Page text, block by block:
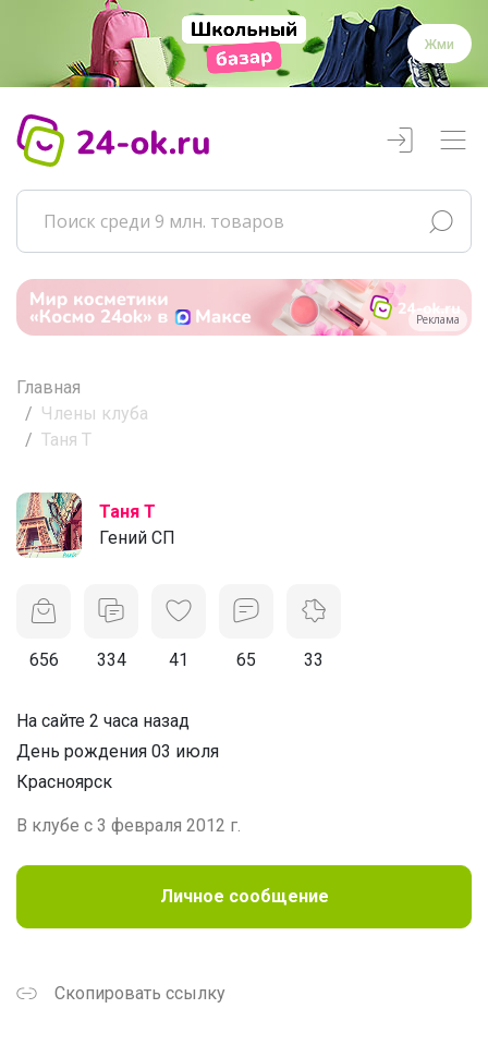
Жми
Реклама
Главная
Члены клуба
Таня Т
Таня Т
Гений СП
656 334 41 65 33
На сайте 2 часа назад
День рождения 03 июля
Красноярск
В клубе с 3 февраля 2012 г.
Личное сообщение
Скопировать ссылку